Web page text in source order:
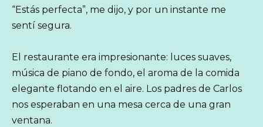
“Estás perfecta”, me dijo, y por un instante me
sentí segura.
El restaurante era impresionante: luces suaves,
música de piano de fondo, el aroma de la comida
elegante flotando en el aire. Los padres de Carlos
nos esperaban en una mesa cerca de una gran
ventana.